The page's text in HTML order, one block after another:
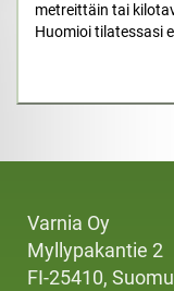
metreittäin tai
Huomioi tilatessasi
Varnia Oy
Myllypakantie 2
FI-25410,